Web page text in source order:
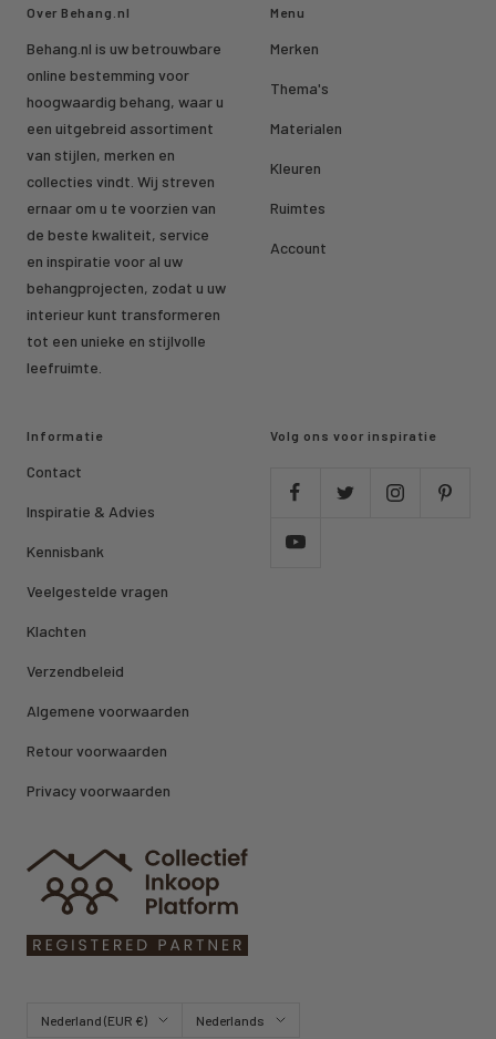
Over Behang.nl
Behang.nl is uw betrouwbare
online bestemming voor
hoogwaardig behang, waar u
een uitgebreid assortiment
van stijlen, merken en
collecties vindt. Wij streven
ernaar om u te voorzien van
de beste kwaliteit, service
en inspiratie voor al uw
behangprojecten, zodat u uw
interieur kunt transformeren
tot een unieke en stijlvolle
leefruimte.
Menu
Merken
Thema's
Materialen
Kleuren
Ruimtes
Account
Informatie
Contact
Inspiratie & Advies
Kennisbank
Veelgestelde vragen
Klachten
Verzendbeleid
Algemene voorwaarden
Retour voorwaarden
Privacy voorwaarden
Volg ons voor inspiratie
Land/regio Nederland (EUR €) TaalNederlands